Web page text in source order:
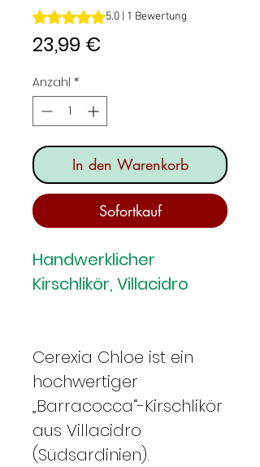
Das Rating beträgt 5.0 von fünf
5.0 | 1 Bewertung
23,99 €
Anzahl *
In den Warenkorb
Sofortkauf
Handwerklicher
Kirschlikör, Villacidro
Cerexia Chloe ist ein
hochwertiger
„Barracocca“-Kirschlikör
aus Villacidro
(Südsardinien).